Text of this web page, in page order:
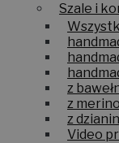
Szale i
z
z merino
z
Video